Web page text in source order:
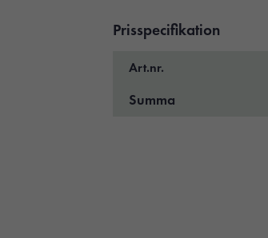
Prisspecifikation
Art.nr.
Summa